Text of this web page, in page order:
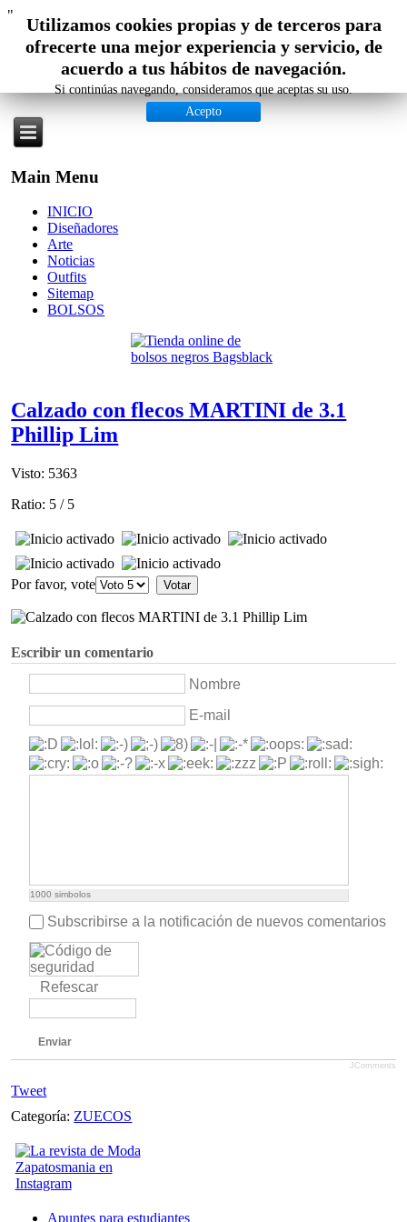
"
Utilizamos cookies propias y de terceros para
ofrecerte una mejor experiencia y servicio, de
acuerdo a tus hábitos de navegación.
Si continúas navegando, consideramos que aceptas su uso.
Acepto
Main Menu
INICIO
Diseñadores
Arte
Noticias
Outfits
Sitemap
BOLSOS
Calzado con flecos MARTINI de 3.1
Phillip Lim
Visto: 5363
Ratio: 5 / 5
Por favor, vote
Escribir un comentario
Nombre
E-mail
1000 simbolos
Subscribirse a la notificación de nuevos comentarios
Refescar
Enviar
JComments
Tweet
Categoría: ZUECOS
Apuntes para estudiantes